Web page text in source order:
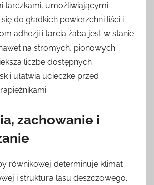
tarczkami, umożliwiającymi
do gładkich powierzchni liści i
adhezji i tarcia żaba jest w stanie
na stromych, pionowych
liczbę dostępnych
i ułatwia ucieczkę przed
zachowanie i
równikowej determinuje klimat
i struktura lasu deszczowego.